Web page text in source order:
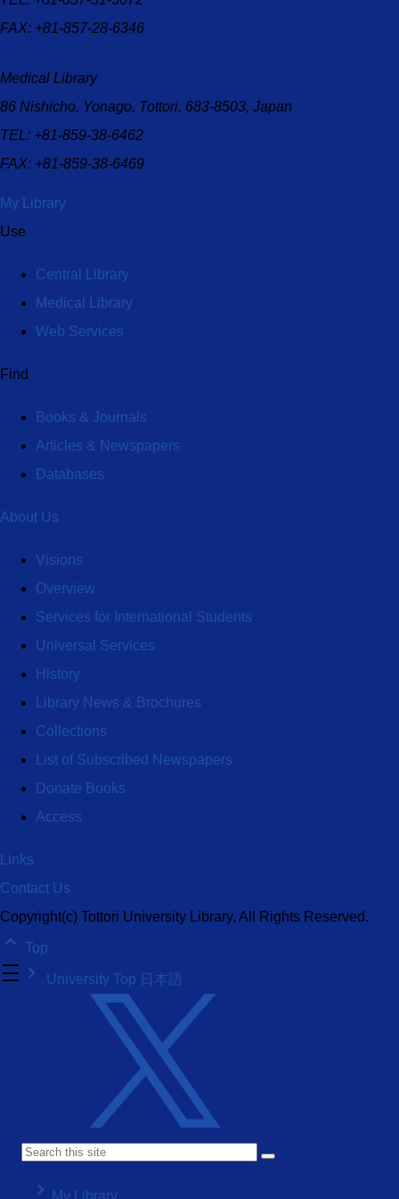
Library メンテナンスのお知らせ（5月1日
追記）
開始のお知らせ
いて
2026.04.08【4月17日】医中誌Web・最新
看護索引Web サービス一時停止のお知ら
2026.04.02
2026.04.02
月号発行のお知らせ
2026.04.02
ービスについて（ご案内）
提供開始のお知らせ
FAX: +81-857-28-6346
Medical Library
86 Nishicho, Yonago, Tottori, 683-8503, Japan
TEL: +81-859-38-6462
FAX: +81-859-38-6469
My Library
Use
Central Library
Medical Library
Web Services
Find
Books & Journals
Articles & Newspapers
Databases
About Us
Visions
Overview
Services for International Students
Universal Services
History
Library News & Brochures
Collections
List of Subscribed Newspapers
Donate Books
Access
Links
Contact Us
Copyright(c) Tottori University Library, All Rights Reserved.
keyboard_arrow_up Top
density_medium keyboard_arrow_right University Top 日本語
keyboard_arrow_right
My Library